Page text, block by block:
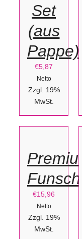
Set
(aus
Pappe)
€5,87
Netto
Zzgl. 19%
MwSt.
DEN
DETAILS
€15,96
Netto
Zzgl. 19%
MwSt.